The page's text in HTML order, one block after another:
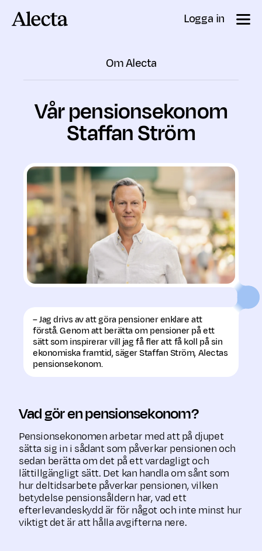
Logga in
Om Alecta
Vår pensionsekonom
Staffan Ström
– Jag drivs av att göra pensioner enklare att
förstå. Genom att berätta om pensioner på ett
sätt som inspirerar vill jag få fler att få koll på sin
ekonomiska framtid, säger Staffan Ström, Alectas
pensionsekonom.
Vad gör en pensionsekonom?
Pensionsekonomen arbetar med att på djupet
sätta sig in i sådant som påverkar pensionen och
sedan berätta om det på ett vardagligt och
lättillgängligt sätt. Det kan handla om sånt som
hur deltidsarbete påverkar pensionen, vilken
betydelse pensions­åldern har, vad ett
efterlevandeskydd är för något och inte minst hur
viktigt det är att hålla avgifterna nere.